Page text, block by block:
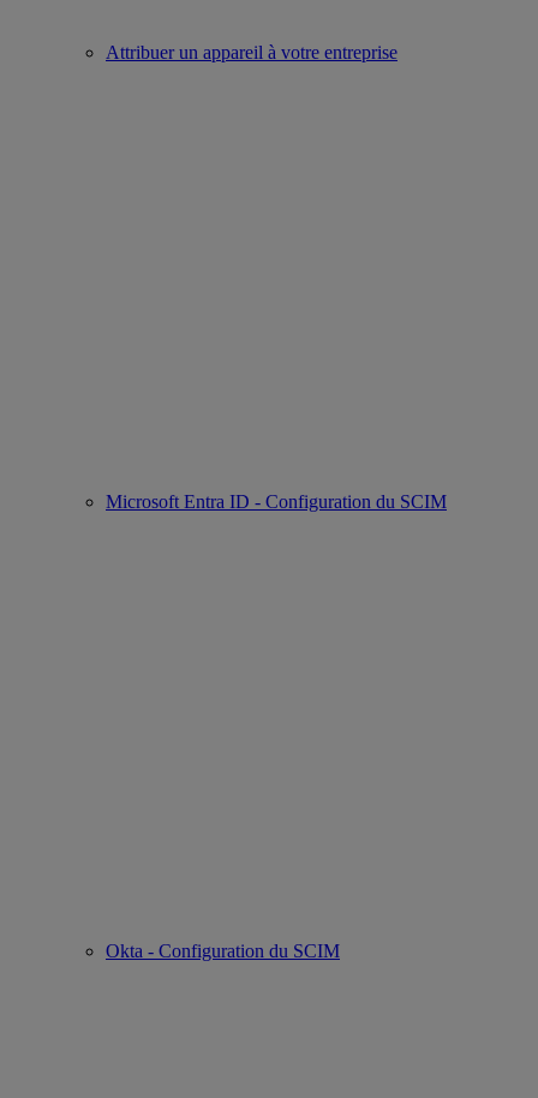
Attribuer un appareil à votre entreprise
Microsoft Entra ID - Configuration du SCIM
Okta - Configuration du SCIM